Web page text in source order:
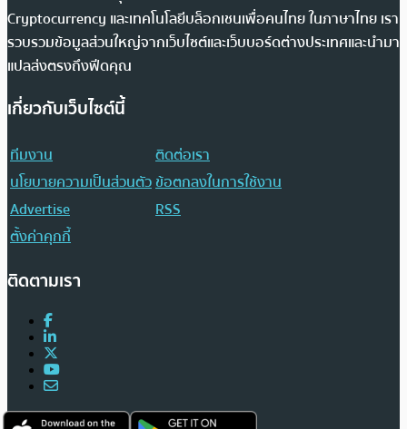
Cryptocurrency และเทคโนโลยีบล็อกเชนเพื่อคนไทย ในภาษาไทย เรา
รวบรวมข้อมูลส่วนใหญ่จากเว็บไซต์และเว็บบอร์ดต่างประเทศและนำมา
แปลส่งตรงถึงฟีดคุณ
เกี่ยวกับเว็บไซต์นี้
ทีมงาน
ติดต่อเรา
นโยบายความเป็นส่วนตัวข้อตกลงในการใช้งาน
Advertise
RSS
ตั้งค่าคุกกี้
ติดตามเรา